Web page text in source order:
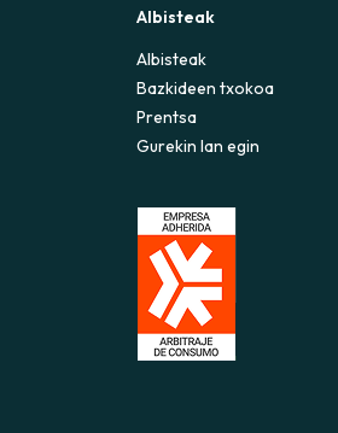
Albisteak
Albisteak
Bazkideen txokoa
Prentsa
Gurekin lan egin